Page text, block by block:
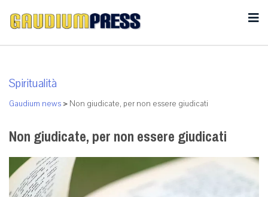
Spiritualità
Gaudium news > Non giudicate, per non essere giudicati
Non giudicate, per non essere giudicati